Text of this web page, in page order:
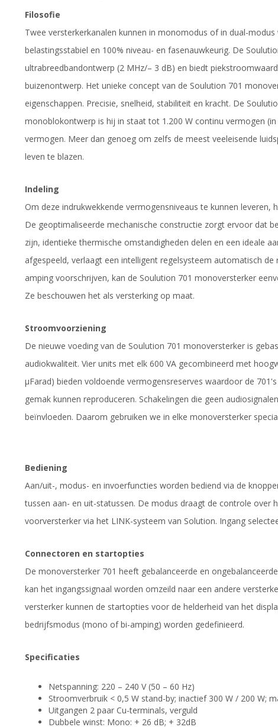
Filosofie
Twee versterkerkanalen kunnen in monomodus of in dual-
belastingsstabiel en 100% niveau- en fasenauwkeurig. De
ultrabreedbandontwerp (2 MHz/– 3 dB) en biedt
buizenontwerp. Het unieke concept van de Soulution 701
eigenschappen. Precisie, snelheid, stabiliteit en kracht. De
monoblokontwerp is hij in staat tot 1.200 W continu vermogen
vermogen. Meer dan genoeg om zelfs de meest veeleisende
leven te blazen.
Indeling
Om deze indrukwekkende vermogensniveaus te kunnen leveren,
De geoptimaliseerde mechanische constructie zorgt ervoor dat
zijn, identieke thermische omstandigheden delen en een ideale
afgespeeld, verlaagt een intelligent regelsysteem automatisch
amping voorschrijven, kan de Soulution 701 monoversterker
Ze beschouwen het als versterking op maat.
Stroomvoorziening
De nieuwe voeding van de Soulution 701 monoversterker is
audiokwaliteit. Vier units met elk 600 VA gecombineerd met
µFarad) bieden voldoende vermogensreserves waardoor de
gemak kunnen reproduceren. Schakelingen die geen
beïnvloeden. Daarom gebruiken we in elke monoversterker
Bediening
Aan/uit-, modus- en invoerfuncties worden bediend via de
tussen aan- en uit-statussen. De modus draagt de controle over
voorversterker via het LINK-systeem van Solution. Ingang
Connectoren en startopties
De monoversterker 701 heeft gebalanceerde en
kan het ingangssignaal worden omzeild naar een andere
versterker kunnen de startopties voor de helderheid van het
bedrijfsmodus (mono of bi-amping) worden gedefinieerd.
Specificaties
Netspanning: 220 – 240 V (50 – 60 Hz)
Stroomverbruik < 0,5 W stand-by; inactief 300 W / 200 W;
Uitgangen 2 paar Cu-terminals, verguld
Dubbele winst: Mono: + 26 dB; + 32dB